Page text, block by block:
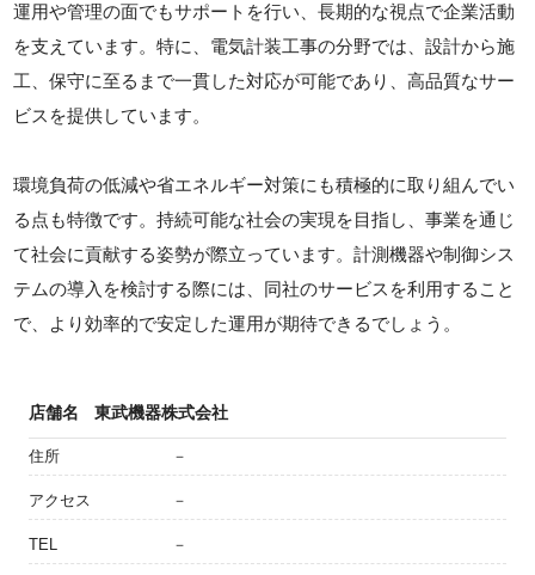
運用や管理の面でもサポートを行い、長期的な視点で企業活動
を支えています。特に、電気計装工事の分野では、設計から施
工、保守に至るまで一貫した対応が可能であり、高品質なサー
ビスを提供しています。
環境負荷の低減や省エネルギー対策にも積極的に取り組んでい
る点も特徴です。持続可能な社会の実現を目指し、事業を通じ
て社会に貢献する姿勢が際立っています。計測機器や制御シス
テムの導入を検討する際には、同社のサービスを利用すること
で、より効率的で安定した運用が期待できるでしょう。
店舗名 東武機器株式会社
住所 －
アクセス －
TEL －